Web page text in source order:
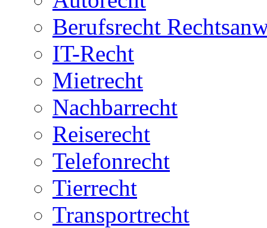
Berufsrecht
IT-Recht
Mietrecht
Nachbarrecht
Reiserecht
Telefonrecht
Tierrecht
Transportrecht